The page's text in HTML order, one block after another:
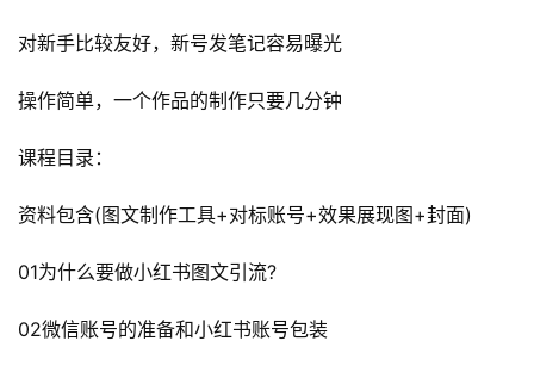
对新手比较友好，新号发笔记容易曝光
操作简单，一个作品的制作只要几分钟
课程目录：
资料包含(图文制作工具+对标账号+效果展现图+封面)
01为什么要做小红书图文引流?
02微信账号的准备和小红书账号包装